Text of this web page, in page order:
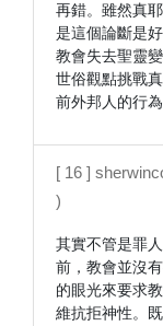
再錯。雖然真
是這個論斷是
教會失去聖靈
世俗觀點挑戰
前外邦人的行
[ 16 ]
)
其實不管是罪
前，教會並沒
的眼光來要求
維抗拒神性。